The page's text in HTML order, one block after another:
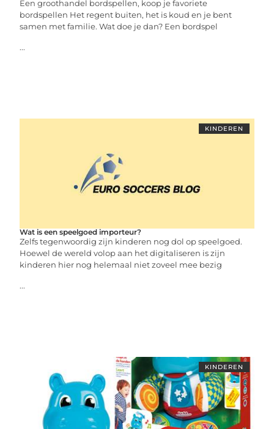
Een groothandel bordspellen, koop je favoriete
bordspellen Het regent buiten, het is koud en je bent
samen met familie. Wat doe je dan? Een bordspel
...
KINDEREN
Wat is een speelgoed importeur?
Zelfs tegenwoordig zijn kinderen nog dol op speelgoed.
Hoewel de wereld volop aan het digitaliseren is zijn
kinderen hier nog helemaal niet zoveel mee bezig
...
KINDEREN